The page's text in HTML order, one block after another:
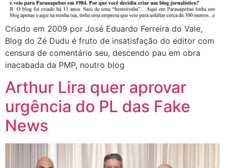
Criado em 2009 por José Eduardo Ferreira do Vale,
Blog do Zé Dudu é fruto de insatisfação do editor com
censura de comentário seu, descendo pau em obra
inacabada da PMP, noutro blog
Arthur Lira quer aprovar
urgência do PL das Fake
News